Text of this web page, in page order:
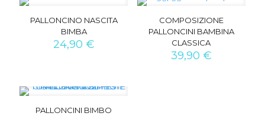
PALLONCINO NASCITA
BIMBA
24,90 €
COMPOSIZIONE
PALLONCINI BAMBINA
CLASSICA
39,90 €
PALLONCINI BIMBO